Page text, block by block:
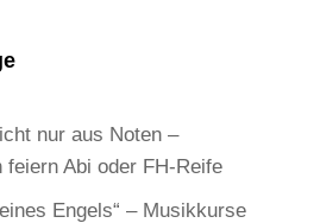
nur aus Noten –
feiern Abi oder FH-Reife
Engels“ – Musikkurse